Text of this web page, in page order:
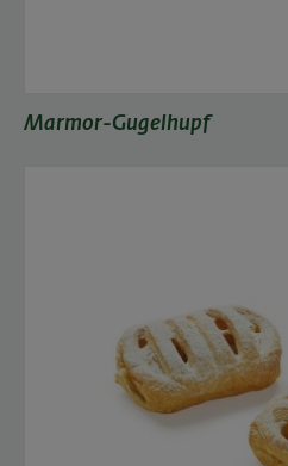
Marmor-Gugelhupf